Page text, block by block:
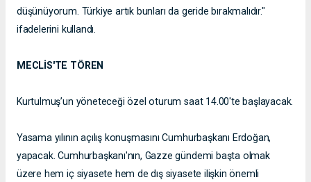
düşünüyorum. Türkiye artık bunları da geride bırakmalıdır."
ifadelerini kullandı.
MECLİS'TE TÖREN
Kurtulmuş’un yöneteceği özel oturum saat 14.00'te başlayacak.
Yasama yılının açılış konuşmasını Cumhurbaşkanı Erdoğan,
yapacak. Cumhurbaşkanı'nın, Gazze gündemi başta olmak
üzere hem iç siyasete hem de dış siyasete ilişkin önemli